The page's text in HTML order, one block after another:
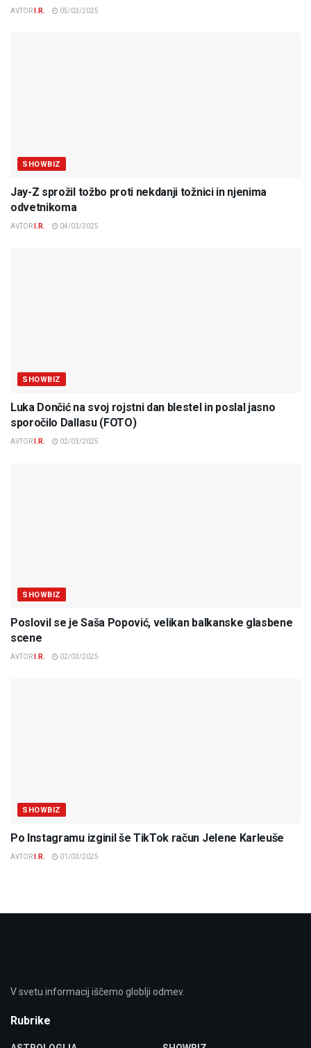
AVTOR I.R. 05/03/2025
SHOWBIZ
Jay-Z sprožil tožbo proti nekdanji tožnici in njenima
odvetnikoma
AVTOR I.R. 04/03/2025
SHOWBIZ
Luka Dončić na svoj rojstni dan blestel in poslal jasno
sporočilo Dallasu (FOTO)
AVTOR I.R. 02/03/2025
SHOWBIZ
Poslovil se je Saša Popović, velikan balkanske glasbene
scene
AVTOR I.R. 02/03/2025
SHOWBIZ
Po Instagramu izginil še TikTok račun Jelene Karleuše
AVTOR I.R. 01/03/2025
V svetu informacij iščemo globlji odmev.
Rubrike